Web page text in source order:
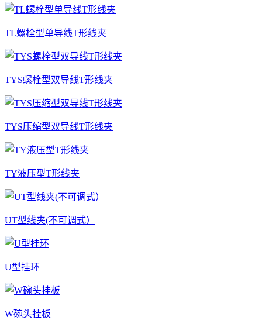
TL螺栓型单导线T形线夹
TYS螺栓型双导线T形线夹
TYS压缩型双导线T形线夹
TY液压型T形线夹
UT型线夹(不可调式）
U型挂环
W碗头挂板